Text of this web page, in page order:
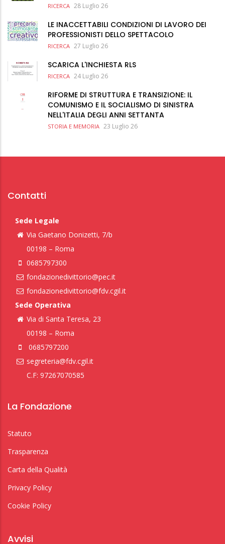
RICERCA 28 Luglio 26
LE INACCETTABILI CONDIZIONI DI LAVORO DEI
PROFESSIONISTI DELLO SPETTACOLO
RICERCA 27 Luglio 26
SCARICA L'INCHIESTA RLS
RICERCA 24 Luglio 26
RIFORME DI STRUTTURA E TRANSIZIONE: IL
COMUNISMO E IL SOCIALISMO DI SINISTRA
NELL'ITALIA DEGLI ANNI SETTANTA
STORIA E MEMORIA 23 Luglio 26
Contatti
Sede Legale
Via Gaetano Donizetti, 7/b
00198 – Roma
0685797300
fondazionedivittorio@pec.it
fondazionedivittorio@fdv.cgil.it
Sede Operativa
Via di Santa Teresa, 23
00198 – Roma
0685797200
segreteria@fdv.cgil.it
C.F: 97267070585
La Fondazione
Statuto
Trasparenza
Carta della Qualità
Privacy Policy
Cookie Policy
Avvisi